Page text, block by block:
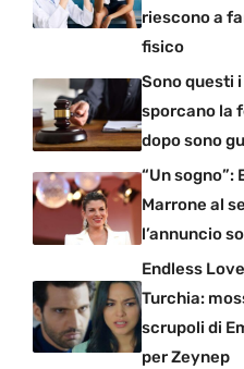
riescono a
fisico
Sono questi
sporcano la
dopo sono
“Un sogno”:
Marrone al
l’annuncio
Endless
Turchia:
scrupoli di
per Zeynep